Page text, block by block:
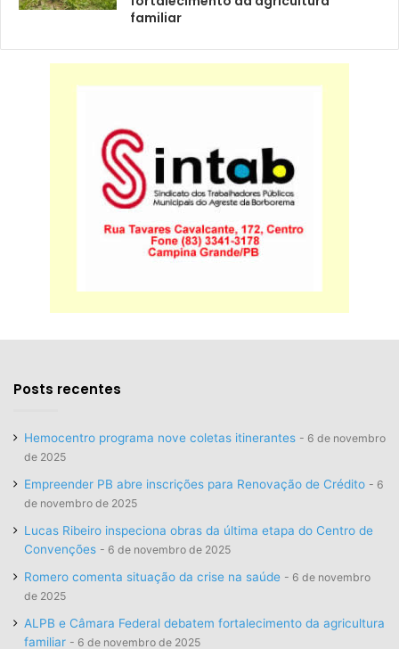
familiar
Posts recentes
Hemocentro programa nove coletas itinerantes
6 de novembro
de 2025
Empreender PB abre inscrições para Renovação de Crédito
6
de novembro de 2025
Lucas Ribeiro inspeciona obras da última etapa do Centro de
Convenções
6 de novembro de 2025
Romero comenta situação da crise na saúde
6 de novembro
de 2025
ALPB e Câmara Federal debatem fortalecimento da agricultura
familiar
6 de novembro de 2025